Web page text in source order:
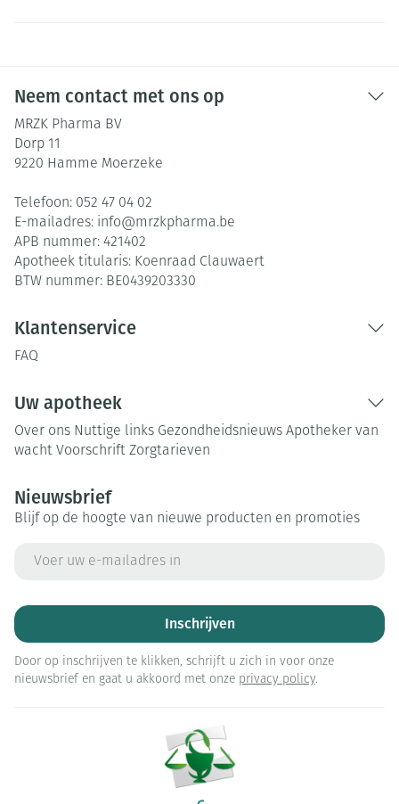
Neem contact met ons op
MRZK Pharma BV
Dorp 11
9220 Hamme Moerzeke
Telefoon: 052 47 04 02
E-mailadres: info@mrzkpharma.be
APB nummer: 421402
Apotheek titularis: Koenraad Clauwaert
BTW nummer: BE0439203330
Klantenservice
FAQ
Uw apotheek
Over ons Nuttige links Gezondheidsnieuws Apotheker van
wacht Voorschrift Zorgtarieven
Nieuwsbrief
Blijf op de hoogte van nieuwe producten en promoties
Inschrijven
Door op inschrijven te klikken, schrijft u zich in voor onze
nieuwsbrief en gaat u akkoord met onze privacy policy.